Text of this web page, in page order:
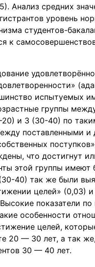
Анализ средних
уровень
студентов-
к
испытуемых
группы
20) и 3 (30-40) по
поставленными
что достигнут
этой группы
40) так же были
целей» (0,03)
показатели
особенности
целей,
20 — 30 лет, а так
30 — 40 лет.